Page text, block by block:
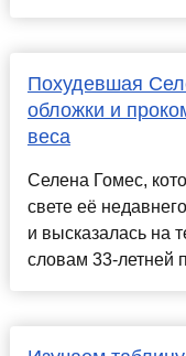
Похудевшая
обложки и
веса
Селена Гомес,
свете её
и высказалась на
словам 33-летней